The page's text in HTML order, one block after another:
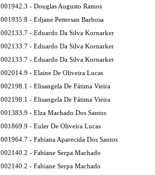
001942.3 - Douglas Augusto Ramos
001935.8 - Edjane Pettersan Barbosa
002133.7 - Eduardo Da Silva Kornarker
002133.7 - Eduardo Da Silva Kornarker
002133.7 - Eduardo Da Silva Kornarker
002014.9 - Elaine De Oliveira Lucas
002198.1 - Elisangela De Fátima Vieira
002198.1 - Elisangela De Fátima Vieira
001383.9 - Elza Machado Dos Santos
001869.9 - Euler De Oliveira Lucas
001964.7 - Fabiana Aparecida Dos Santos
002140.2 - Fabiane Serpa Machado
002140.2 - Fabiane Serpa Machado